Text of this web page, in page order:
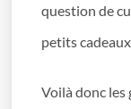
question de
petits
Voilà donc les